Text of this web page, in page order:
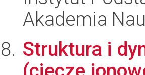
Akademia
Struktura i